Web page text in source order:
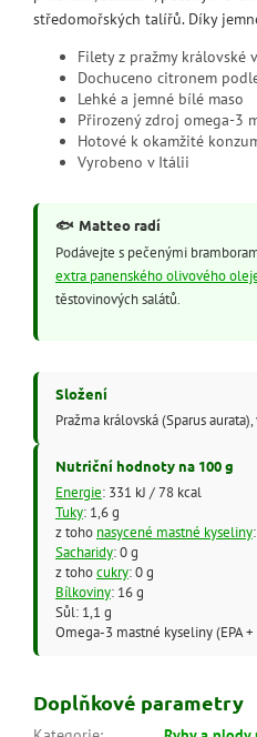
středomořských talířů. Díky
Filety z pražmy královské
Dochuceno citronem
Lehké a jemné bílé maso
Přirozený zdroj omega-3
Hotové k okamžité
Vyrobeno v Itálii
🐟 Matteo radí
Podávejte s pečenými
extra panenského olivového
těstovinových salátů.
Složení
Pražma královská (Sparus aurata),
Nutriční hodnoty na 100 g
Energie: 331 kJ / 78 kcal
Tuky: 1,6 g
z toho nasycené mastné kyseliny
Sacharidy: 0 g
z tohocukry: 0 g
Bílkoviny: 16 g
Sůl: 1,1 g
Omega-3 mastné kyseliny (EPA
Doplňkové parametry